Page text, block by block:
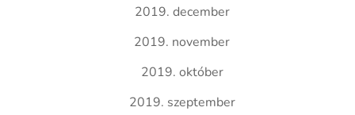
2019. december
2019. november
2019. október
2019. szeptember